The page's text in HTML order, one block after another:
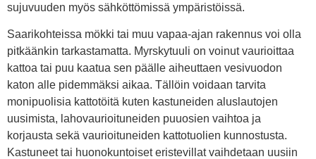
sujuvuuden myös sähköttömissä ympäristöissä.
Saarikohteissa mökki tai muu vapaa-ajan rakennus voi olla
pitkäänkin tarkastamatta. Myrskytuuli on voinut vaurioittaa
kattoa tai puu kaatua sen päälle aiheuttaen vesivuodon
katon alle pidemmäksi aikaa. Tällöin voidaan tarvita
monipuolisia kattotöitä kuten kastuneiden aluslautojen
uusimista, lahovaurioituneiden puuosien vaihtoa ja
korjausta sekä vaurioituneiden kattotuolien kunnostusta.
Kastuneet tai huonokuntoiset eristevillat vaihdetaan uusiin